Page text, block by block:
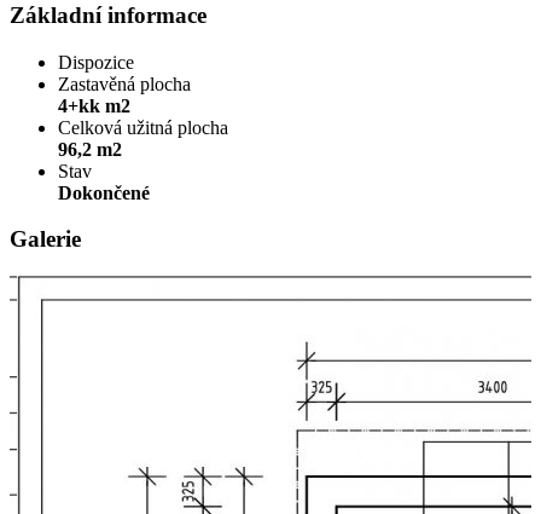
Základní informace
Dispozice
Zastavěná plocha
4+kk m2
Celková užitná plocha
96,2 m2
Stav
Dokončené
Galerie